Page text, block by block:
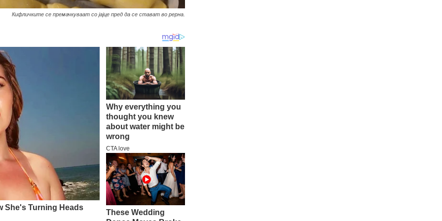
Кифличките се премачкуваат со јајце пред да се стават во рерна.